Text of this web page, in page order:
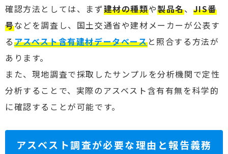
確認方法としては、まず建材の種類や製品名、 JIS番
号などを調査し、国土交通省や建材メーカーが公表す
るアスベスト含有建材データベースと照合する方法が
あります。
また、現地調査で採取したサンプルを分析機関で定性
分析することで、実際のアスベスト含有有無を科学的
に確認することが可能です。
アスベスト調査が必要な理由と報告義務